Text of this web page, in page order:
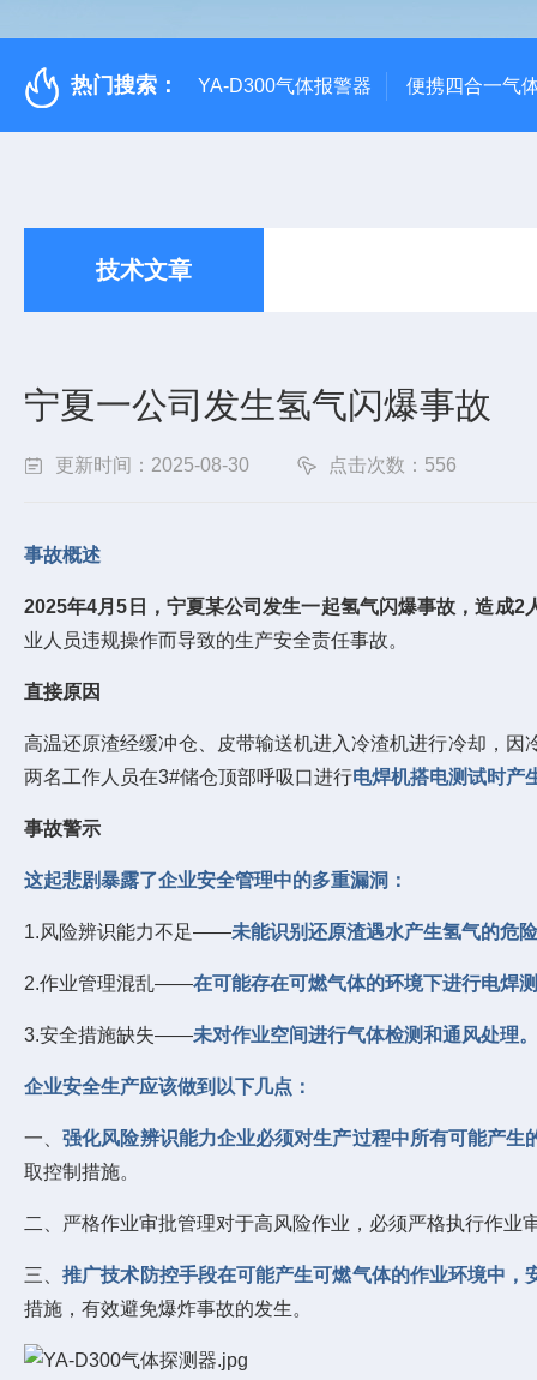
热门搜索： YA-D300气体报警器 便携四合一气
技术文章
宁夏一公司发生氢气闪爆事故
更新时间：2025-08-30 点击次数：556
事故概述
2025年4月5日，宁夏某公司发生一起氢气闪爆事故，造成2
业人员违规操作而导致的生产安全责任事故。
直接原因
高温还原渣经缓冲仓、皮带输送机进入冷渣机进行冷却，因
两名工作人员在3#储仓顶部呼吸口进行电焊机搭电测试时产
事故警示
这起悲剧暴露了企业安全管理中的多重漏洞：
1.风险辨识能力不足——未能识别还原渣遇水产生氢气的危
2.作业管理混乱——在可能存在可燃气体的环境下进行电焊
3.安全措施缺失——未对作业空间进行气体检测和通风处理。
企业安全生产应该做到以下几点：
一、强化风险辨识能力企业必须对生产过程中所有可能产生
取控制措施。
二、严格作业审批管理对于高风险作业，必须严格执行作业
三、推广技术防控手段在可能产生可燃气体的作业环境中，
措施，有效避免爆炸事故的发生。